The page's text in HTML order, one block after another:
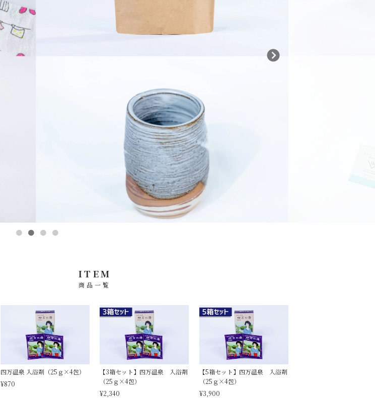
ITEM
商品一覧
四万温泉 入浴剤（25ｇ×4包）
¥870
【3箱セット】四万温泉 入浴剤
（25ｇ×4包）
¥2,340
【5箱セット】四万温泉 入浴剤
（25ｇ×4包）
¥3,900